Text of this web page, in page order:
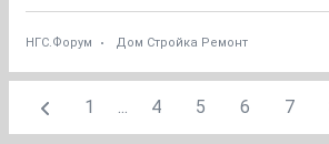
НГС.Форум Дом Стройка Ремонт
1 ... 4 5 6 7